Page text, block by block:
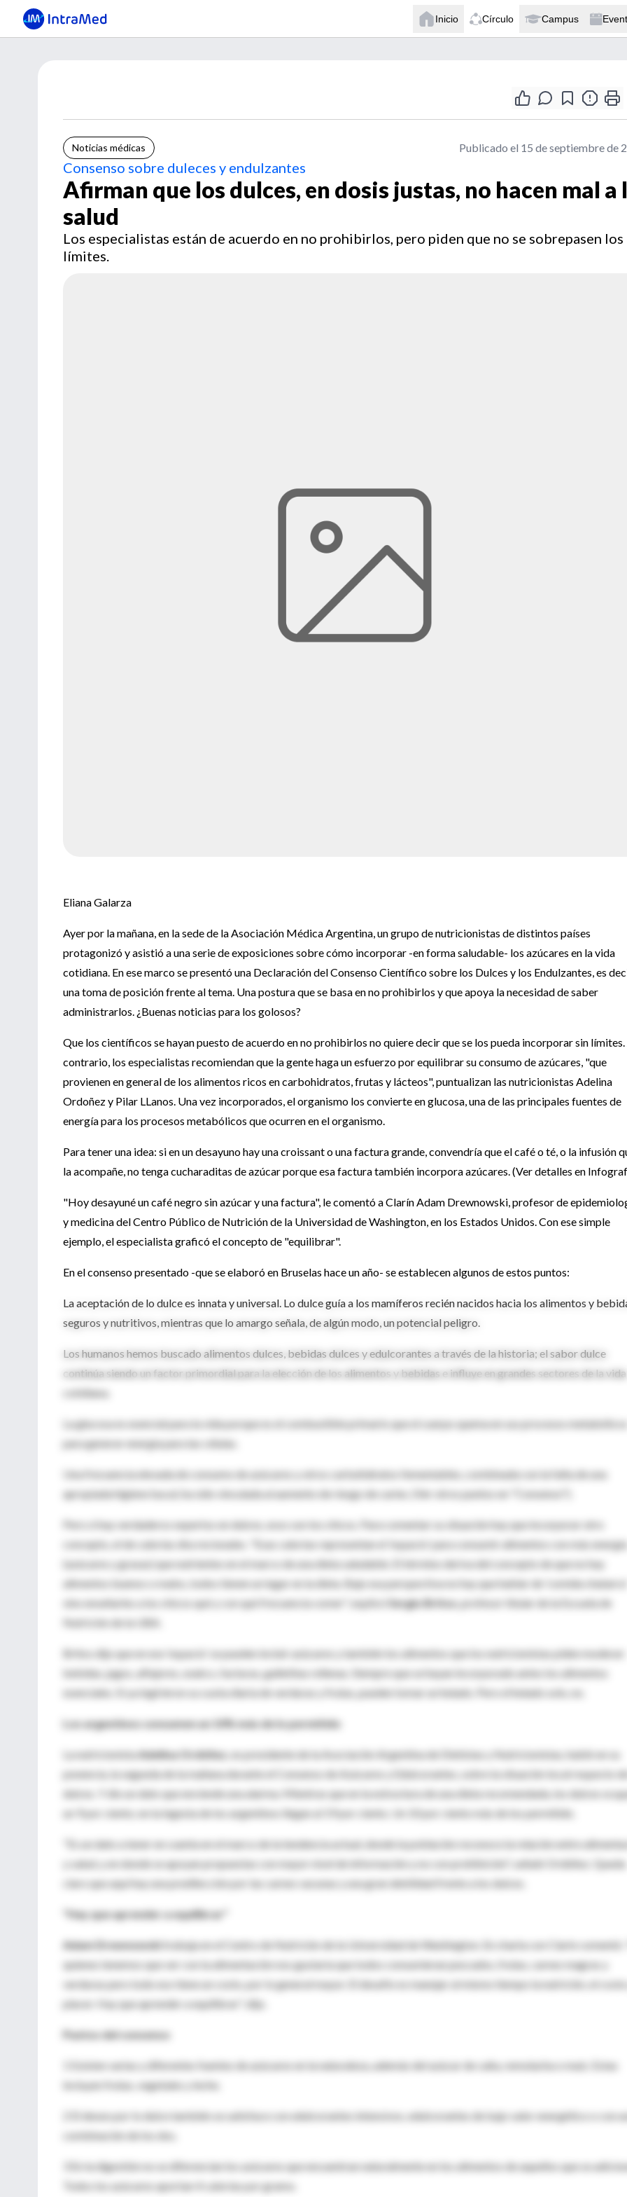
Inicio Círculo Campus
Noticias médicas Publicado el 15 de septiembre de
Consenso sobre duleces y endulzantes
Afirman que los dulces, en dosis justas, no hacen mal a
salud
Los especialistas están de acuerdo en no prohibirlos, pero piden que no se sobrepasen los
límites.
Eliana Galarza
Ayer por la mañana, en la sede de la Asociación Médica Argentina, un grupo de nutricionistas de distintos países
protagonizó y asistió a una serie de exposiciones sobre cómo incorporar -en forma saludable- los azúcares en la vida
cotidiana. En ese marco se presentó una Declaración del Consenso Científico sobre los Dulces y los Endulzantes, es
una toma de posición frente al tema. Una postura que se basa en no prohibirlos y que apoya la necesidad de saber
administrarlos. ¿Buenas noticias para los golosos?
Que los científicos se hayan puesto de acuerdo en no prohibirlos no quiere decir que se los pueda incorporar sin
contrario, los especialistas recomiendan que la gente haga un esfuerzo por equilibrar su consumo de azúcares, "que
provienen en general de los alimentos ricos en carbohidratos, frutas y lácteos", puntualizan las nutricionistas Adelina
Ordoñez y Pilar LLanos. Una vez incorporados, el organismo los convierte en glucosa, una de las principales fuentes de
energía para los procesos metabólicos que ocurren en el organismo.
Para tener una idea: si en un desayuno hay una croissant o una factura grande, convendría que el café o té, o la infusión
la acompañe, no tenga cucharaditas de azúcar porque esa factura también incorpora azúcares. (Ver detalles en
"Hoy desayuné un café negro sin azúcar y una factura", le comentó a Clarín Adam Drewnowski, profesor de
y medicina del Centro Público de Nutrición de la Universidad de Washington, en los Estados Unidos. Con ese simple
ejemplo, el especialista graficó el concepto de "equilibrar".
En el consenso presentado -que se elaboró en Bruselas hace un año- se establecen algunos de estos puntos:
La aceptación de lo dulce es innata y universal. Lo dulce guía a los mamíferos recién nacidos hacia los alimentos y
seguros y nutritivos, mientras que lo amargo señala, de algún modo, un potencial peligro.
Los humanos hemos buscado alimentos dulces, bebidas dulces y edulcorantes a través de la historia; el sabor dulce
continúa siendo un factor primordial para la elección de los alimentos y bebidas e influye en grandes sectores de la vida
cotidiana.
La glucosa es esencial para la vida porque es el combustible primario que el cuerpo quema en sus procesos metabólicos
para generar energía para las células.
Una frecuencia elevada de consumo de azúcares y otros carbohidratos fementables, combinada con la falta de una
apropiada higiene bucal, ha sido vinculada al aumento de riesgo de caries. (Ver otros puntos en "Consenso").
Pero si hay verdaderos expertos en dulces, esos son los chicos. Para comentar su situación hay que incorporar otro
concepto, el de calorías discrecionales. "Esas calorías representan el 'espacio' para consumir alimentos con más energía
(azúcares y grasas) que nutrientes en el marco de una dieta saludable. El término deriva del concepto de que no hay
alimentos buenos o malos, todos tienen un lugar en la dieta. Bajo esa perspectiva no hay que hablar de 'comida chatarra'
sino enseñarles a los chicos qué y con qué frecuencia comer", explicó
Sergio Britos, profesor titular de la Escuela de
Nutrición de la UBA.
Britos dijo que en ese 'espacio' se pueden incluir azúcares y también los alimentos que los nutricionistas piden moderar:
bebidas, jugos, alfajores, snakcs, facturas, galletitas rellenas. Siempre que se hayan incorporado antes los alimentos
esenciales. Si ya ingirieron su cuota diaria de verduras y frutas, pueden tomar un helado. Pero el helado solo, no.
Los argentinos consumen un 10% más de lo permitido
La nutricionistaAdelina Ordóñez , ex presidente de la Asociación Argentina de Dietistas y Nutricionistas, habló en su
ponencia, la segunda de la mañana durante el Consenso de Azúcares y Edulcorantes, sobre la situación local respecto
dulces. Y dio un dato que enciende una alarma. Mientras que en la estructura de una dieta recomendada, los dulces
un 9 por ciento; en la ingesta de los argentinos llegan al 19 por ciento. Un 10 por ciento más de los permitido.
"Es un dato a tener en cuenta en el marco de la tendencia actual, donde la población reconoce la relación entre
y salud, y en donde se apoyan propuestas con mayor nivel de información y no con prohibición", señaló Ordóñez. Queda
claro que aquí hay una predilección por las carnes vacunas y una gran debilidad frente a los dulces.
"Hay que aprender a equilibrar"
Adam Drewnowskitrabaja en el Centro de Nutrición de la Universidad de Washington. En charla con Clarín comentó:
quienes tenemos que ver con la alimentación nos gustaría que todos consumieran pescados, frutas, carnes magras y
verduras pero todo eso tiene un costo, por lo general mayor. El desafío es manejar al mismo tiempo la nutrición, el costo
placer. Hay que aprender a equilibrar", dijo.
Puntos del consenso
1 Existen varias y diferentes fuentes de azúcares en la naturaleza, además del azúcar de caña, remolacha o maíz. Estas
incluyen frutas, vegetales y leche.
2 El deseo por lo dulce también se satisface con edulcorantes intensivos, edulcorantes de bajo valor energético o con
combinación de los dos.
3 En la digestión no se diferencian los azúcares que encuentran naturalmente en los alimentos de aquellos que se
Todos los azúcares aportan 4 calorías por gramo.